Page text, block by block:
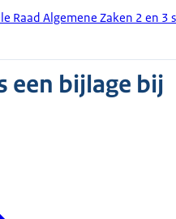
Raad Algemene Zaken 2 en 3
een bijlage bij